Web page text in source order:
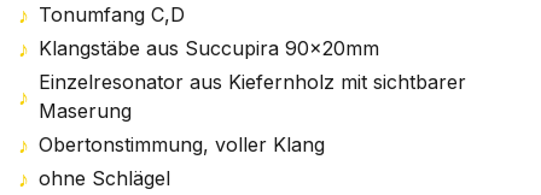
♪ Tonumfang C,D
♪ Klangstäbe aus Succupira 90x20mm
♪
Einzelresonator aus Kiefernholz mit sichtbarer
Maserung
♪ Obertonstimmung, voller Klang
♪ ohne Schlägel